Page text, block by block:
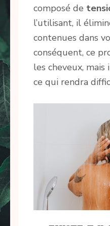
composé de
l’utilisant, il
contenues dans
conséquent, ce
les cheveux,
ce qui rendra